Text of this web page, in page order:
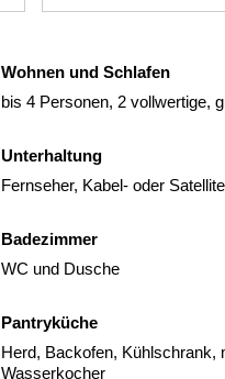
Wohnen und Schlafen
bis 4 Personen, 2 vollwertige,
Unterhaltung
Fernseher, Kabel- oder
Badezimmer
WC und Dusche
Pantryküche
Herd, Backofen, Kühlschrank,
Wasserkocher